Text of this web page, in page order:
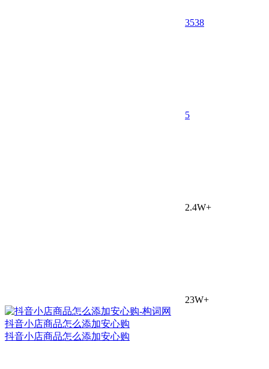
3538
5
2.4W+
23W+
抖音小店商品怎么添加安心购
抖音小店商品怎么添加安心购